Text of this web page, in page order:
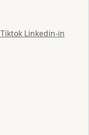
Tiktok Linkedin-in